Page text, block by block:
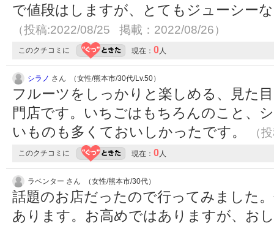
で値段はしますが、とてもジューシー
（投稿:2022/08/25 掲載：2022/08/26）
このクチコミに 現在： 0人
シラノ さん （女性/熊本市/30代/Lv.50）
フルーツをしっかりと楽しめる、見た
門店です。いちごはもちろんのこと、
いものも多くておいしかったです。
（
このクチコミに 現在： 0人
ラベンター さん （女性/熊本市/30代）
話題のお店だったので行ってみました
あります。お高めではありますが、お